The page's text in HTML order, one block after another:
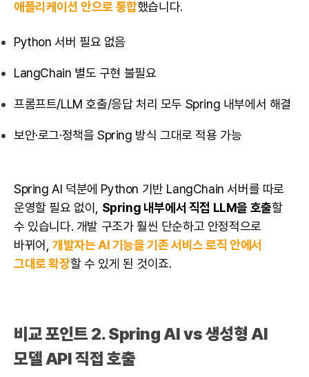
애플리케이션 안으로 통합했습니다.
Python 서버 필요 없음
LangChain 별도 구현 불필요
프롬프트/LLM 호출/응답 처리 모두 Spring 내부에서 해결
보안·로그·정책을 Spring 방식 그대로 적용 가능
Spring AI 덕분에 Python 기반 LangChain 서버를 따로
운영할 필요 없이, Spring 내부에서 직접 LLM을 호출할
수 있습니다. 개발 구조가 훨씬 단순하고 안정적으로
바뀌어, 개발자는 AI 기능을 기존 서비스 로직 안에서
그대로 확장할 수 있게 된 것이죠.
비교 포인트 2. Spring AI vs 생성형 AI
모델 API 직접 호출